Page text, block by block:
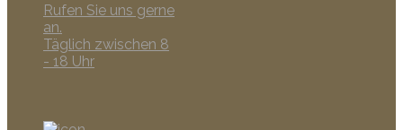
Rufen Sie uns gerne
an.
Täglich zwischen 8
- 18 Uhr